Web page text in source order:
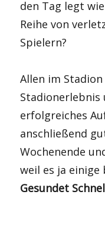
den Tag legt
Reihe von
Spielern?
Allen im
Stadionerlebnis
erfolgreiches
anschließend
Wochenende
weil es ja
Gesundet